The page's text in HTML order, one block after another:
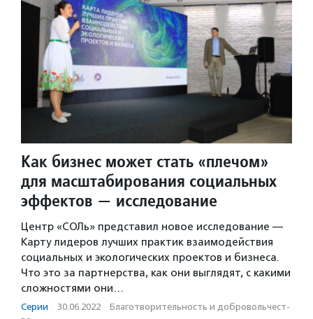
Как бизнес может стать «плечом»
для масштабирования социальных
эффектов — исследование
Центр «СОЛь» представил новое исследование —
Карту лидеров лучших практик взаимодействия
социальных и экологических проектов и бизнеса.
Что это за партнерства, как они выглядят, с какими
сложностями они…
Серии · 30.06.2022 · Благотвори­тель­ность и доброволь­чест­